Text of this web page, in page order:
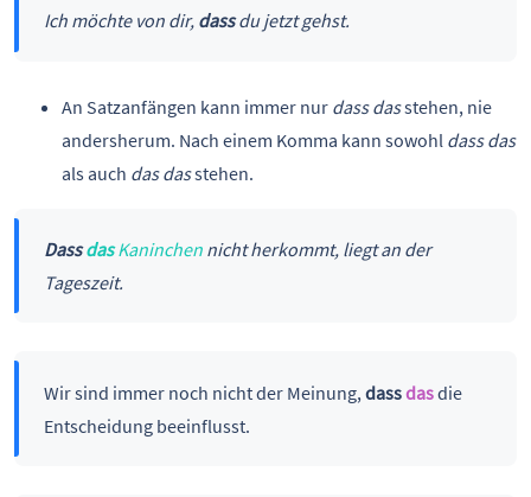
Ich möchte von dir, dassdu jetzt gehst.
An Satzanfängen kann immer nur dass dasstehen, nie
andersherum. Nach einem Komma kann sowohl dass das
als auch das dasstehen.
Dass dasKaninchen nicht herkommt, liegt an der
Tageszeit.
Wir sind immer noch nicht der Meinung, dassdasdie
Entscheidung beeinflusst.